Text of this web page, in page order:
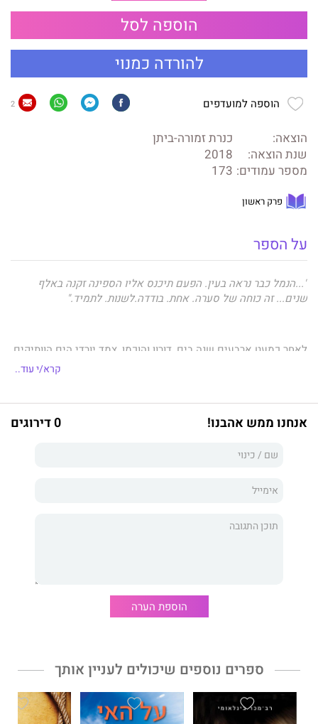
הוספה לסל
להורדה כמנוי
הוספה למועדפים 2
הוצאה:
כנרת זמורה-ביתן
שנת הוצאה:
2018
מספר עמודים: 173
פרק ראשון
על הספר
"...הנמל כבר נראה בעין. הפעם תיכנס אליו הספינה זקנה באלף
שנים... זה כוחה של סערה. אחת. בודדה.לשנות. לתמיד."
לאחר כמעט ארבעים שנה בים, דורון והוכמן, צמד יורדי הים הוותיקים,
עוזבים את סירות הדיג הקטנות ובונים ספינת דיג לתפארת. אם הם
רוצים להישאר בים, להוציא ממנו פרנסה, אין להם ברירה. הם
ברגע אחד בשל גחמות הגלים.
גדולה, כמעט מיתית בממדיה. ססובר לוקח את הקוראים לעולמם של
השטח, בעוד שהדרמה החיצונית היא הים עצמו, המנהל את אנשי הים
הנתונים לחסדיו. ססובר מתאר את שגרת הדיג, את ההוויה על פני ים,
קרא/י עוד..
אנחנו ממש אהבנו! 0 דירוגים
הוספת הערה
ספרים נוספים שיכולים לעניין אותך